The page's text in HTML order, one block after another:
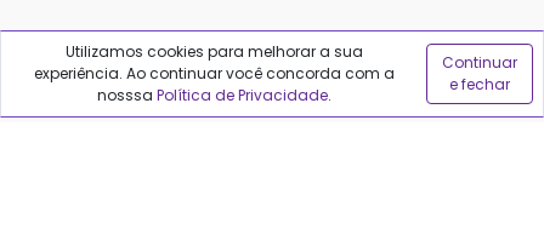
Quem somos
Blog
Utilizamos cookies para melhorar a sua
experiência. Ao continuar você concorda com a
nosssa Política de Privacidade.
Continuar
e fechar